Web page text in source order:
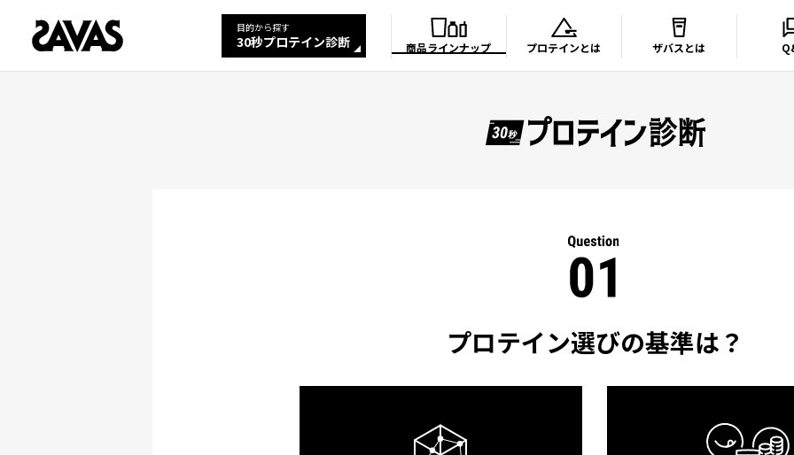
目的から探す
30秒プロテイン診断 商品ラインナップ プロテインとは ザバスとは
プロテイン選びの基準は？